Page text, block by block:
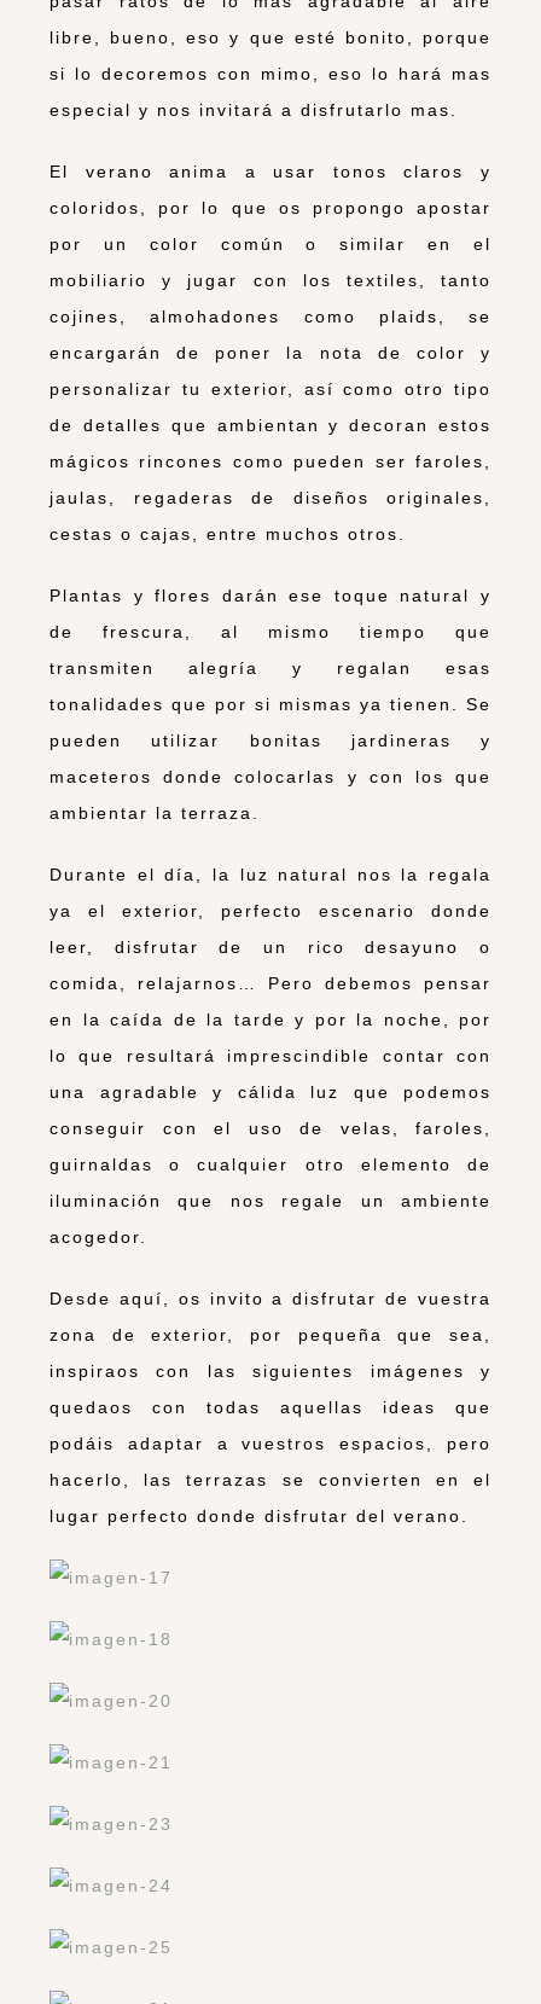
libre, bueno, eso y que esté bonito, porque
si lo decoremos con mimo, eso lo hará mas
especial y nos invitará a disfrutarlo mas.
El verano anima a usar tonos claros y
coloridos, por lo que os propongo apostar
por un color común o similar en el
mobiliario y jugar con los textiles, tanto
cojines, almohadones como plaids, se
encargarán de poner la nota de color y
personalizar tu exterior, así como otro tipo
de detalles que ambientan y decoran estos
mágicos rincones como pueden ser faroles,
jaulas, regaderas de diseños originales,
cestas o cajas, entre muchos otros.
Plantas y flores darán ese toque natural y
de frescura, al mismo tiempo que
transmiten alegría y regalan esas
tonalidades que por si mismas ya tienen. Se
pueden utilizar bonitas jardineras y
maceteros donde colocarlas y con los que
ambientar la terraza.
Durante el día, la luz natural nos la regala
ya el exterior, perfecto escenario donde
leer, disfrutar de un rico desayuno o
comida, relajarnos… Pero debemos pensar
en la caída de la tarde y por la noche, por
lo que resultará imprescindible contar con
una agradable y cálida luz que podemos
conseguir con el uso de velas, faroles,
guirnaldas o cualquier otro elemento de
iluminación que nos regale un ambiente
acogedor.
Desde aquí, os invito a disfrutar de vuestra
zona de exterior, por pequeña que sea,
inspiraos con las siguientes imágenes y
quedaos con todas aquellas ideas que
podáis adaptar a vuestros espacios, pero
hacerlo, las terrazas se convierten en el
lugar perfecto donde disfrutar del verano.